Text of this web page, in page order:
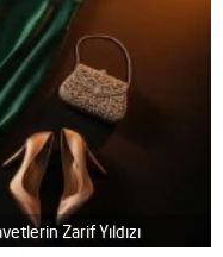
Zarif Yıldızı